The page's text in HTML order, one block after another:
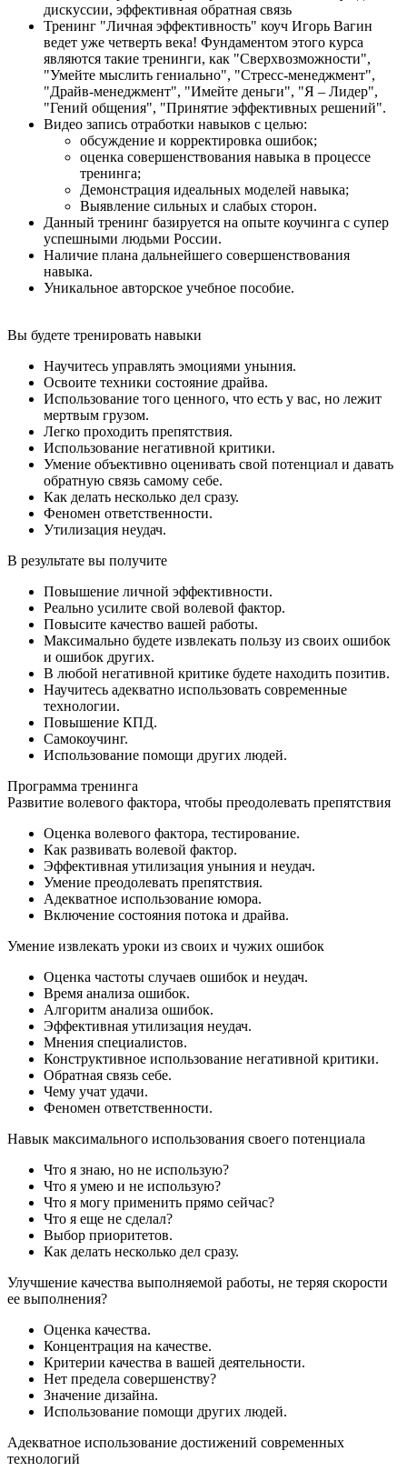
дискуссии, эффективная обратная связь
Тренинг "Личная эффективность" коуч Игорь Вагин
ведет уже четверть века! Фундаментом этого курса
являются такие тренинги, как "Сверхвозможности",
"Умейте мыслить гениально", "Стресс-менеджмент",
"Драйв-менеджмент", "Имейте деньги", "Я – Лидер",
"Гений общения", "Принятие эффективных решений".
Видео запись отработки навыков с целью:
обсуждение и корректировка ошибок;
оценка совершенствования навыка в процессе
тренинга;
Демонстрация идеальных моделей навыка;
Выявление сильных и слабых сторон.
Данный тренинг базируется на опыте коучинга с супер
успешными людьми России.
Наличие плана дальнейшего совершенствования
навыка.
Уникальное авторское учебное пособие.
Вы будете тренировать навыки
Научитесь управлять эмоциями уныния.
Освоите техники состояние драйва.
Использование того ценного, что есть у вас, но лежит
мертвым грузом.
Легко проходить препятствия.
Использование негативной критики.
Умение объективно оценивать свой потенциал и давать
обратную связь самому себе.
Как делать несколько дел сразу.
Феномен ответственности.
Утилизация неудач.
В результате вы получите
Повышение личной эффективности.
Реально усилите свой волевой фактор.
Повысите качество вашей работы.
Максимально будете извлекать пользу из своих ошибок
и ошибок других.
В любой негативной критике будете находить позитив.
Научитесь адекватно использовать современные
технологии.
Повышение КПД.
Самокоучинг.
Использование помощи других людей.
Программа тренинга
Развитие волевого фактора, чтобы преодолевать препятствия
Оценка волевого фактора, тестирование.
Как развивать волевой фактор.
Эффективная утилизация уныния и неудач.
Умение преодолевать препятствия.
Адекватное использование юмора.
Включение состояния потока и драйва.
Умение извлекать уроки из своих и чужих ошибок
Оценка частоты случаев ошибок и неудач.
Время анализа ошибок.
Алгоритм анализа ошибок.
Эффективная утилизация неудач.
Мнения специалистов.
Конструктивное использование негативной критики.
Обратная связь себе.
Чему учат удачи.
Феномен ответственности.
Навык максимального использования своего потенциала
Что я знаю, но не использую?
Что я умею и не использую?
Что я могу применить прямо сейчас?
Что я еще не сделал?
Выбор приоритетов.
Как делать несколько дел сразу.
Улучшение качества выполняемой работы, не теряя скорости
ее выполнения?
Оценка качества.
Концентрация на качестве.
Критерии качества в вашей деятельности.
Нет предела совершенству?
Значение дизайна.
Использование помощи других людей.
Адекватное использование достижений современных
технологий